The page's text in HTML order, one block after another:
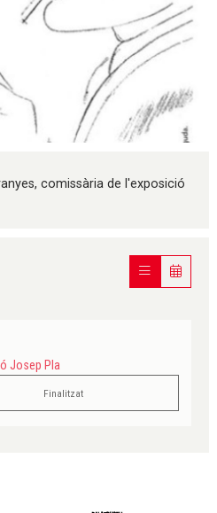
comissària de l'exposició
Josep Pla
Finalitzat